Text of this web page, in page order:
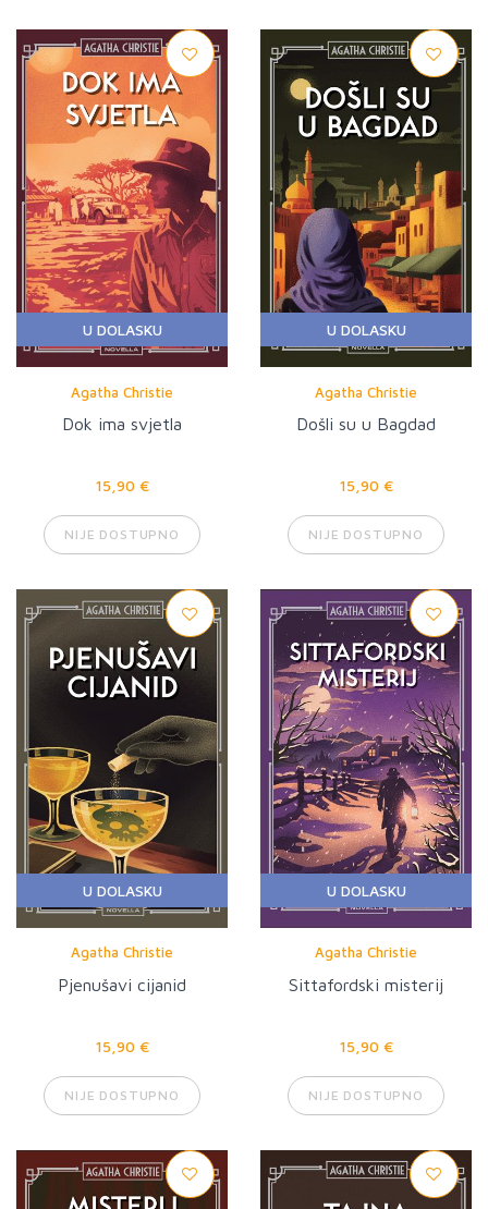
U DOLASKU
Agatha Christie
Dok ima svjetla
15,90 €
NIJE DOSTUPNO
U DOLASKU
Agatha Christie
Došli su u Bagdad
15,90 €
NIJE DOSTUPNO
U DOLASKU
Agatha Christie
Pjenušavi cijanid
15,90 €
NIJE DOSTUPNO
U DOLASKU
Agatha Christie
Sittafordski misterij
15,90 €
NIJE DOSTUPNO